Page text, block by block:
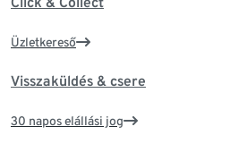
Üzletkereső
Visszaküldés & csere
30 napos elállási jog